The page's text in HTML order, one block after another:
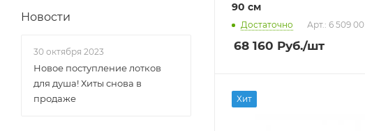
90 см
Достаточно Арт.: 6 509 00
68 160 Руб./шт
Хит
Новости
30 октября 2023
Новое поступление лотков
для душа! Хиты снова в
продаже